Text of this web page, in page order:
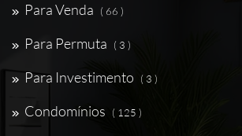
Para Venda ( 66 )
Para Permuta ( 3 )
Para Investimento ( 3 )
Condomínios ( 125 )